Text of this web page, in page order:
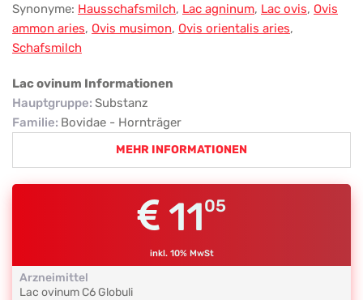
ovinum
Synonyme: Hausschafsmilch, Lac agninum, Lac ovis, Ovis
ammon aries, Ovis musimon, Ovis orientalis aries,
Schafsmilch
Lac ovinum Informationen
Hauptgruppe: Substanz
Familie: Bovidae - Hornträger
MEHR INFORMATIONEN
1105
inkl. 10% MwSt
Arzneimittel
Lac ovinum C6 Globuli